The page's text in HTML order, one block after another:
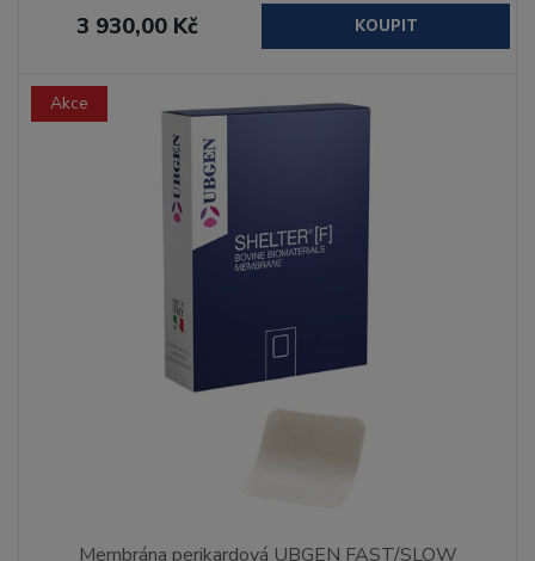
3 930,00 Kč KOUPIT
Akce
Membrána perikardová UBGEN FAST/SLOW